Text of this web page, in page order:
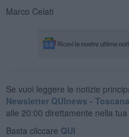
Marco Celati
Se vuoi leggere le notizie
Newsletter QUInews -
alle 20:00 direttamente nella tua
Basta cliccare QUI